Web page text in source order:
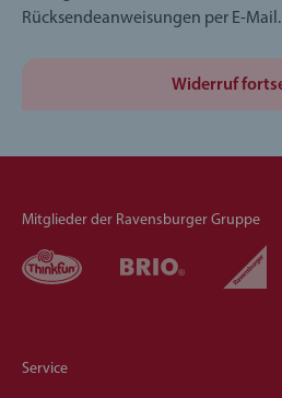
Rücksendeanweisungen per E-Mail.
Widerruf
Mitglieder der Ravensburger Gruppe
Service